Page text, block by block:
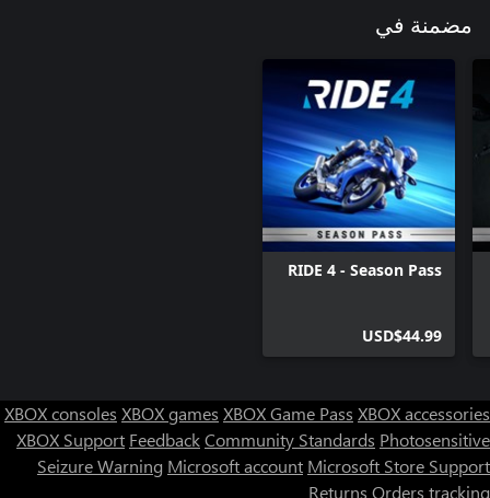
مضمنة في
RIDE 4 - Season Pass
USD$44.99
XBOX consoles XBOX games XBOX Game Pass XBOX accessories
XBOX Support FeedbackCommunity Standards Photosensitive
Seizure Warning Microsoft account Microsoft Store Support
Returns Orders tracking